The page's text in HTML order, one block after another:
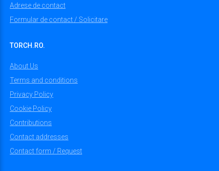
Adrese de contact
Formular de contact / Solicitare
TORCH.RO.
About Us
Terms and conditions
Privacy Policy
Cookie Policy
Contributions
Contact addresses
Contact form / Request